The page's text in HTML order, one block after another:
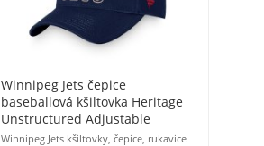
Winnipeg Jets čepice
baseballová kšiltovka Heritage
Unstructured Adjustable
Winnipeg Jets kšiltovky, čepice, rukavice